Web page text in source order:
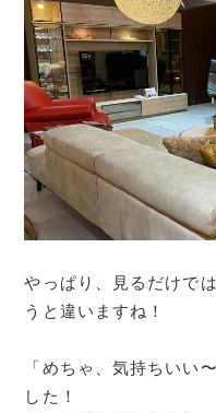
やっぱり、見るだけで
うと違いますね！
「めちゃ、気持ちいい
した！